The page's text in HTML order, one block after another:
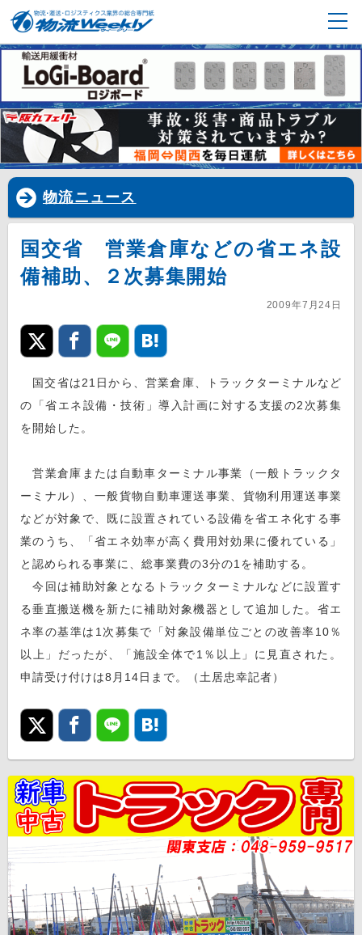
物流ニュース
国交省 営業倉庫などの省エネ設
備補助、２次募集開始
2009年7月24日
国交省は21日から、営業倉庫、トラックターミナルなど
の「省エネ設備・技術」導入計画に対する支援の2次募集
を開始した。
営業倉庫または自動車ターミナル事業（一般トラックタ
ーミナル）、一般貨物自動車運送事業、貨物利用運送事業
などが対象で、既に設置されている設備を省エネ化する事
業のうち、「省エネ効率が高く費用対効果に優れている」
と認められる事業に、総事業費の3分の1を補助する。
今回は補助対象となるトラックターミナルなどに設置す
る垂直搬送機を新たに補助対象機器として追加した。省エ
ネ率の基準は1次募集で「対象設備単位ごとの改善率10％
以上」だったが、「施設全体で1％以上」に見直された。
申請受け付けは8月14日まで。（土居忠幸記者）